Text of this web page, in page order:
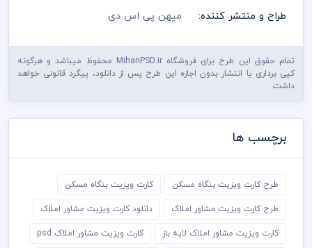
طراح و منتشر کننده:
میهن پی اس دی
تمام حقوق این طرح برای فروشگاه MihanPSD.ir محفوظ میباشد و هرگونه
کپی برداری یا انتشار بدون اجازه این طرح پس از دانلود، پیگرد قانونی خواهد
داشت.
برچسب ها
طرح کارت ویزیت بنگاه مسکن کارت ویزیت بنگاه مسکن
طرح کارت ویزیت مشاور املاک دانلود کارت ویزیت مشاور املاک
کارت ویزیت مشاور املاک لایه باز کارت ویزیت مشاور املاک psd